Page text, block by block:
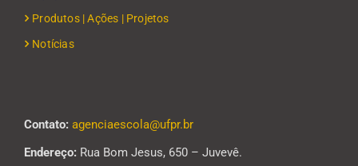
Produtos | Ações | Projetos
Notícias
Contato: agenciaescola@ufpr.br
Endereço: Rua Bom Jesus, 650 – Juvevê.